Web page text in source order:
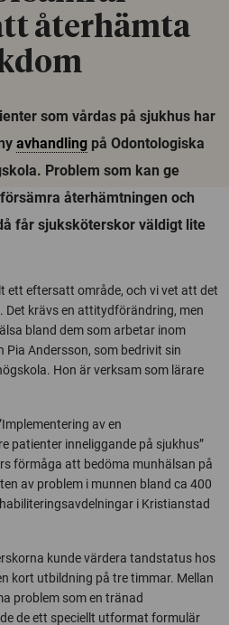
återhämta
som vårdas på sjukhus har
avhandling på Odontologiska
Problem som kan ge
återhämtningen och
får sjuksköterskor väldigt lite
ett eftersatt område, och vi vet att det
krävs en attitydförändring, men
bland dem som arbetar inom
Andersson, som bedrivit sin
Hon är verksam som lärare
av en
patienter inneliggande på sjukhus”
förmåga att bedöma munhälsan på
av problem i munnen bland ca 400
i Kristianstad
kunde värdera tandstatus hos
kort utbildning på tre timmar. Mellan
problem som en tränad
de ett speciellt utformat formulär